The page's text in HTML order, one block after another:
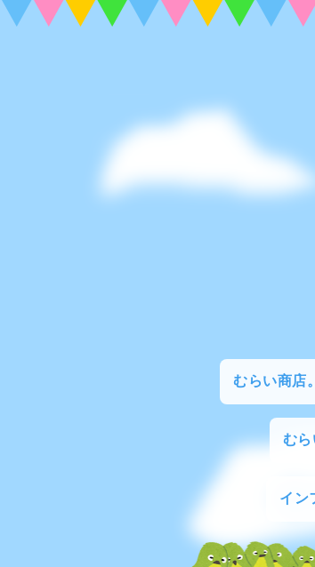
むらい商店。
むら
イン